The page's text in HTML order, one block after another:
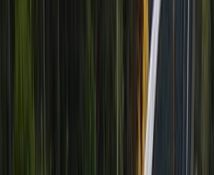
Памятник ММ3200 с крестом